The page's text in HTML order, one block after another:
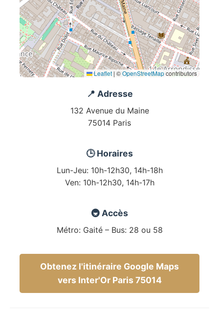
Leaflet | ©OpenStreetMapcontributors
📍 Adresse
132 Avenue du Maine
75014 Paris
🕒 Horaires
Lun-Jeu: 10h-12h30, 14h-18h
Ven: 10h-12h30, 14h-17h
🚇 Accès
Métro: Gaité – Bus: 28 ou 58
Obtenez l'itinéraire Google Maps
vers Inter'Or Paris 75014